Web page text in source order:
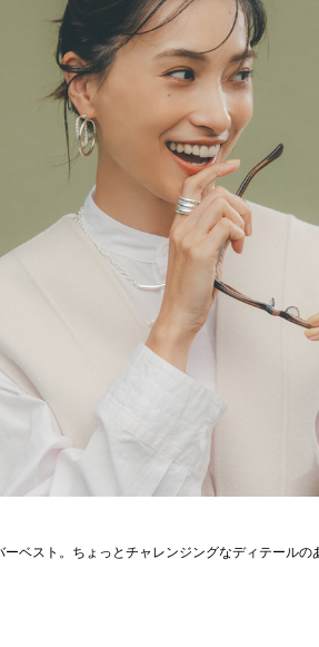
ベスト。ちょっとチャレンジングなディテール